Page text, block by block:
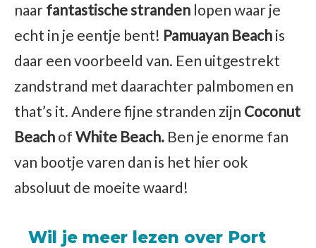
naar fantastische stranden lopen waar je
echt in je eentje bent! Pamuayan Beach is
daar een voorbeeld van. Een uitgestrekt
zandstrand met daarachter palmbomen en
that’s it. Andere fijne stranden zijn Coconut
Beach of White Beach. Ben je enorme fan
van bootje varen dan is het hier ook
absoluut de moeite waard!
Wil je meer lezen over Port